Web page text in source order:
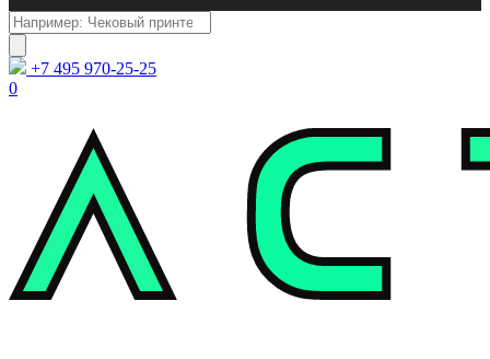
Поиск
товаров
+7 495 970-25-25
0